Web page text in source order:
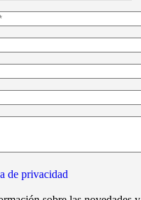
de privacidad